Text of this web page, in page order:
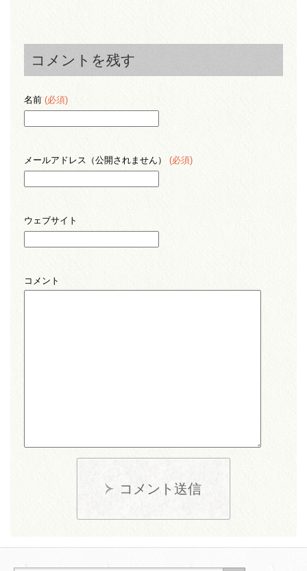
コメントを残す
名前 (必須)
メールアドレス（公開されません） (必須)
ウェブサイト
コメント
コメント送信